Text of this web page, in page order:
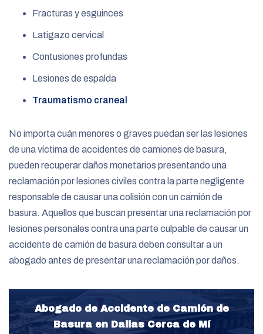
Fracturas y esguinces
Latigazo cervical
Contusiones profundas
Lesiones de espalda
Traumatismo craneal
No importa cuán menores o graves puedan ser las lesiones
de una víctima de accidentes de camiones de basura,
pueden recuperar daños monetarios presentando una
reclamación por lesiones civiles contra la parte negligente
responsable de causar una colisión con un camión de
basura. Aquellos que buscan presentar una reclamación por
lesiones personales contra una parte culpable de causar un
accidente de camión de basura deben consultar a un
abogado antes de presentar una reclamación por daños.
Abogado de Accidente de Camión de
Basura en Dallas Cerca de Mí